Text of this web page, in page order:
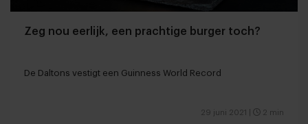
Zeg nou eerlijk, een prachtige burger toch?
De Daltons vestigt een Guinness World Record
29 juni 2021 2 min